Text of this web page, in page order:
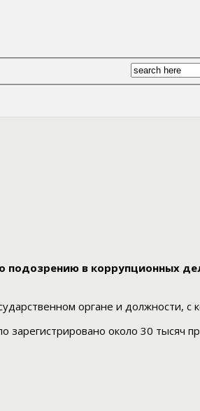
подозрению в коррупционных
органе и должности, с
около 30 тысяч